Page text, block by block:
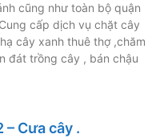
cũng như toàn bộ quận
cấp dịch vụ chặt cây
cây xanh thuê thợ ,chăm
đát trồng cây , bán chậu
Cưa cây .